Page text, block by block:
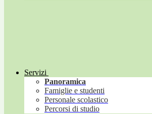
Servizi
Panoramica
Famiglie e studenti
Personale scolastico
Percorsi di studio